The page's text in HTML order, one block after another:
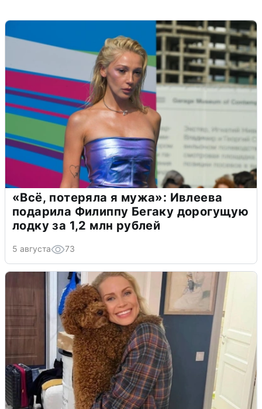
«Всё, потеряла я мужа»: Ивлеева
подарила Филиппу Бегаку дорогущую
лодку за 1,2 млн рублей
5 августа 73